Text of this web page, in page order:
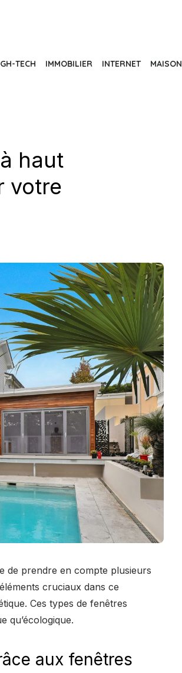
TECH IMMOBILIER INTERNET MAISON
haut
votre
de prendre en compte plusieurs
cruciaux dans ce
Ces types de fenêtres
qu’écologique.
aux fenêtres